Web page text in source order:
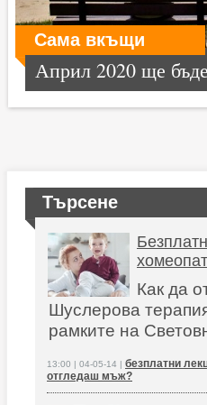
Сама вкъщи
Април 2020 ще
Търсене
Как да
Шуслерова
рамките на
13:00 | 04-05-14 | безплатни
отгледаш мъж?